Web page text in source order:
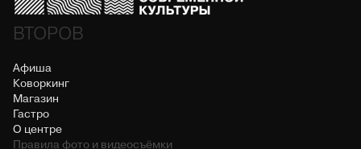
ВТОРОВ
Афиша
Коворкинг
Магазин
Гастро
О центре
Правила фото и видеосъёмки